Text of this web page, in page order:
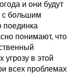
и они будут
с большим
поединка
понимают, что
в этой
всех проблемах